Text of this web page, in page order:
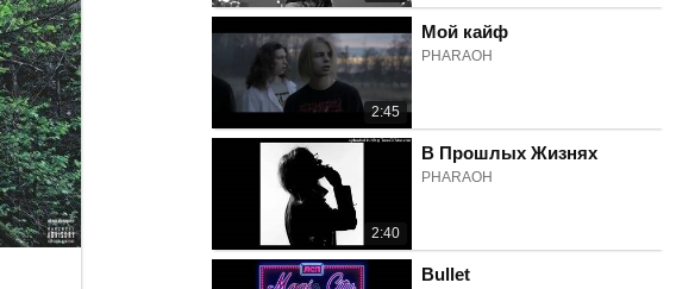
2:45
Мой кайф
PHARAOH
2:40
В Прошлых Жизнях
PHARAOH
Bullet